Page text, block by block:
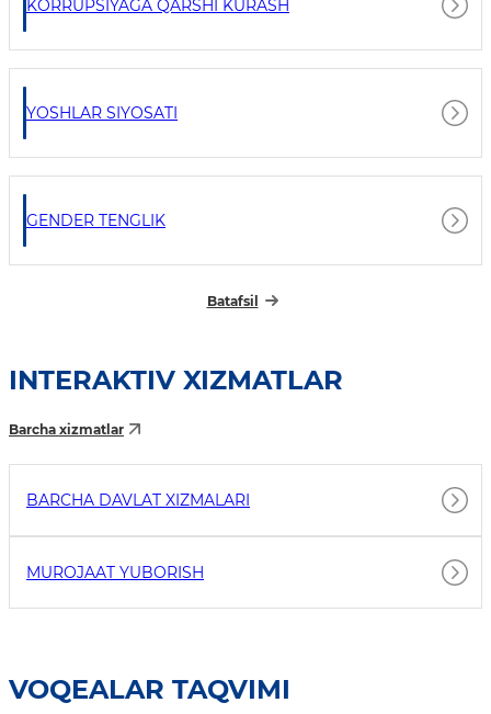
KORRUPSIYAGA QARSHI KURASH
YOSHLAR SIYOSATI
GENDER TENGLIK
Batafsil
INTERAKTIV XIZMATLAR
Barcha xizmatlar
BARCHA DAVLAT XIZMALARI
MUROJAAT YUBORISH
VOQEALAR TAQVIMI